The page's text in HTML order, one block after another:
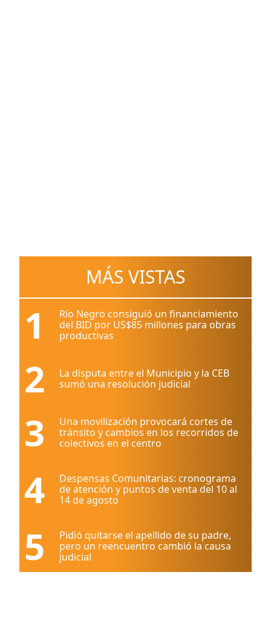
MÁS VISTAS
1
Río Negro consiguió un financiamiento
del BID por US$85 millones para obras
productivas
2
La disputa entre el Municipio y la CEB
sumó una resolución judicial
3
Una movilización provocará cortes de
tránsito y cambios en los recorridos de
colectivos en el centro
4
Despensas Comunitarias: cronograma
de atención y puntos de venta del 10 al
14 de agosto
5
Pidió quitarse el apellido de su padre,
pero un reencuentro cambió la causa
judicial